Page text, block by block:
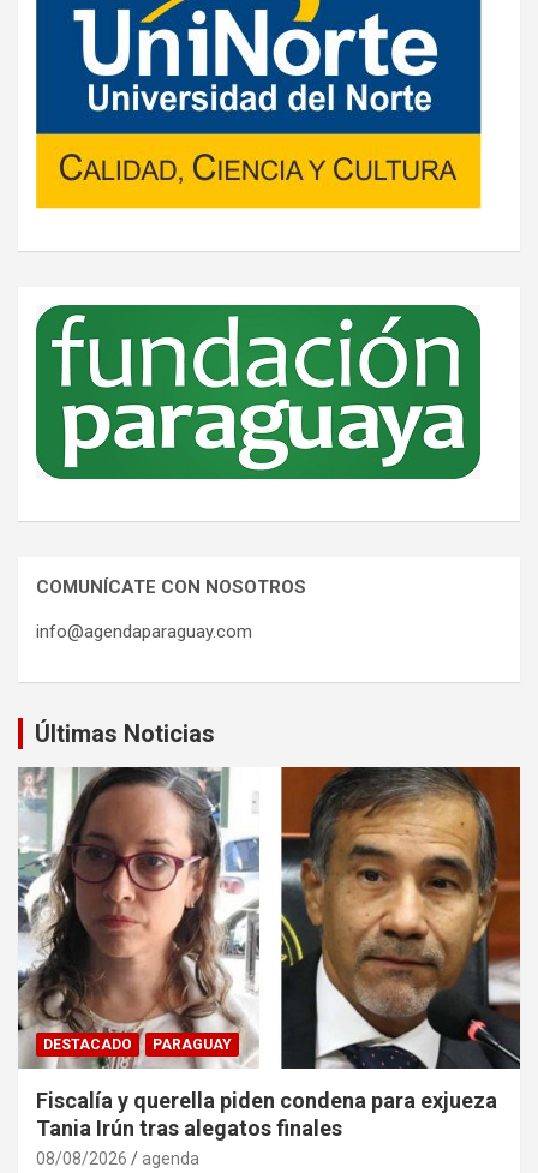
COMUNÍCATE CON NOSOTROS
info@agendaparaguay.com
Últimas Noticias
DESTACADO PARAGUAY
Fiscalía y querella piden condena para exjueza
Tania Irún tras alegatos finales
08/08/2026 agenda